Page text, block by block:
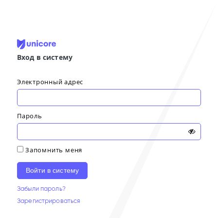
Вход в систему
Электронный адрес
Пароль
Запомнить меня
Войти в систему
Забыли пароль?
Зарегистрироваться